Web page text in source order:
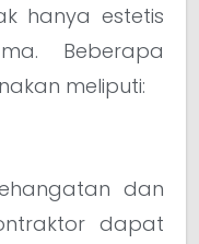
hanya estetis
Beberapa
meliputi:
dan
dapat